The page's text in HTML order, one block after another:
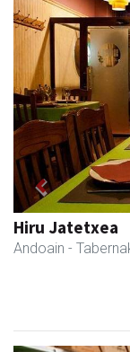
Urpa autobusak
Andoain -
Previous